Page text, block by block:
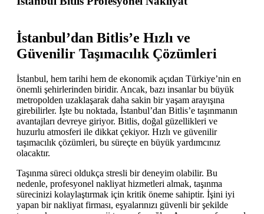
İstanbul’dan Bitlis’e Hızlı ve
Güvenilir Taşımacılık Çözümleri
İstanbul, hem tarihi hem de ekonomik açıdan Türkiye’nin en
önemli şehirlerinden biridir. Ancak, bazı insanlar bu büyük
metropolden uzaklaşarak daha sakin bir yaşam arayışına
girebilirler. İşte bu noktada, İstanbul’dan Bitlis’e taşınmanın
avantajları devreye giriyor. Bitlis, doğal güzellikleri ve
huzurlu atmosferi ile dikkat çekiyor. Hızlı ve güvenilir
taşımacılık çözümleri, bu süreçte en büyük yardımcınız
olacaktır.
Taşınma süreci oldukça stresli bir deneyim olabilir. Bu
nedenle, profesyonel nakliyat hizmetleri almak, taşınma
sürecinizi kolaylaştırmak için kritik öneme sahiptir. İşini iyi
yapan bir nakliyat firması, eşyalarınızı güvenli bir şekilde